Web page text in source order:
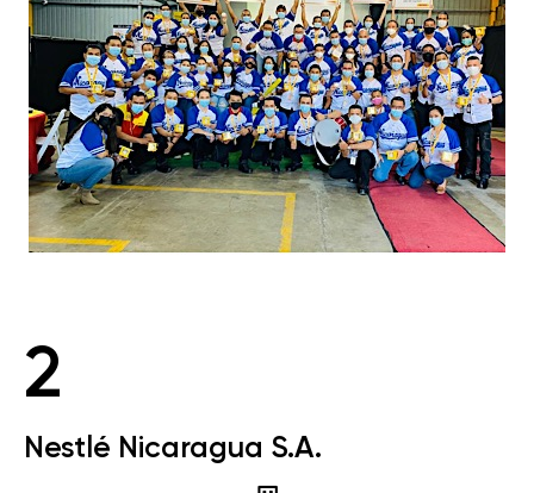
2
Nestlé Nicaragua S.A.